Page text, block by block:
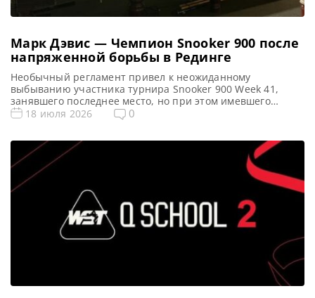
Марк Дэвис — Чемпион Snooker 900 после
напряженной борьбы в Рединге
Необычный регламент привел к неожиданному
выбыванию участника турнира Snooker 900 Week 41,
занявшего последнее место, но при этом имевшего
наибольшее число побед, сообщает totallysnookered
Однако этот турнир запомнился своим странным
завершением группового этапа, когда все пять
участников набрали одинаковое […]
18 июля 2026 0